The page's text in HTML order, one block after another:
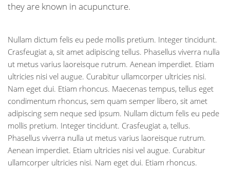
they are known in acupuncture.
Nullam dictum felis eu pede mollis pretium. Integer tincidunt.
Crasfeugiat a, sit amet adipiscing tellus. Phasellus viverra nulla
ut metus varius laoreisque rutrum. Aenean imperdiet. Etiam
ultricies nisi vel augue. Curabitur ullamcorper ultricies nisi.
Nam eget dui. Etiam rhoncus. Maecenas tempus, tellus eget
condimentum rhoncus, sem quam semper libero, sit amet
adipiscing sem neque sed ipsum. Nullam dictum felis eu pede
mollis pretium. Integer tincidunt. Crasfeugiat a, tellus.
Phasellus viverra nulla ut metus varius laoreisque rutrum.
Aenean imperdiet. Etiam ultricies nisi vel augue. Curabitur
ullamcorper ultricies nisi. Nam eget dui. Etiam rhoncus.